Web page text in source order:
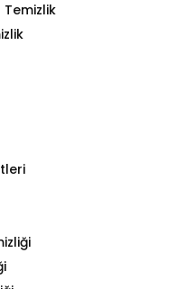
Temizlik